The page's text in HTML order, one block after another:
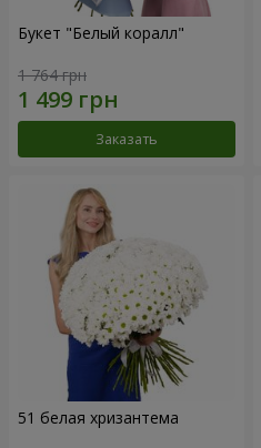
Букет "Белый коралл"
1 764 грн
Заказать
51 белая хризантема